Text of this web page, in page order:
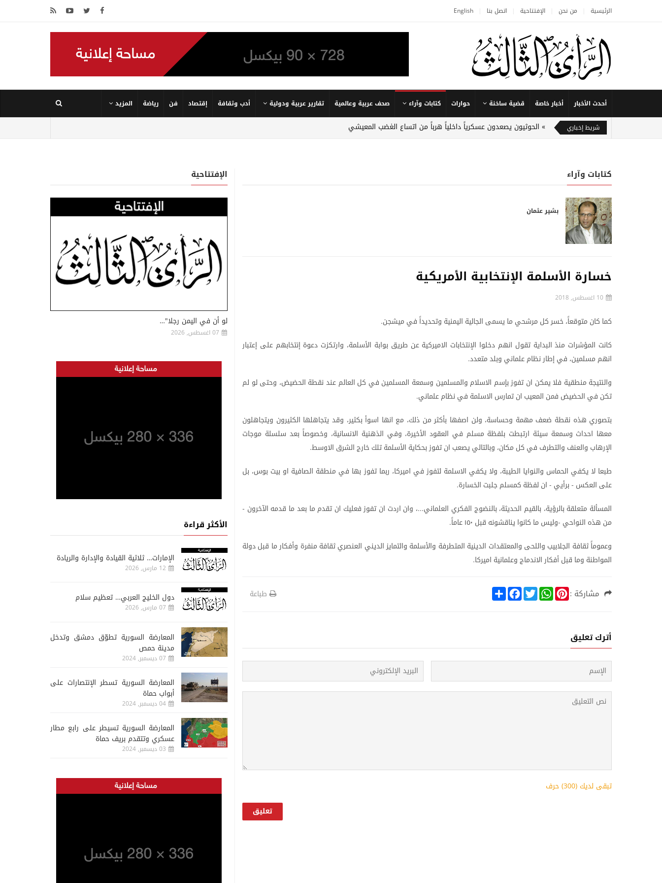
الرئيسية من نحن الإفتتاحية اتصل بنا English
أحدث الأخبار أخبار خاصة قضية ساخنة حوارات كتابات وآراء صحف عربية وعالمية تقارير عربية ودولية أدب وثقافة إقتصاد فن رياضة المزيد
شريط إخباري الحوثيون يصعدون عسكرياً داخلياً هرباً من اتساع الغضب المعيشي
كتابات وآراء
بشير عثمان
خسارة الأسلمة الإنتخابية الأمريكية
10 اغسطس, 2018
كما كان متوقعاً،خسركل مرشحي ما يسمى الجالية اليمنية وتحديداًفي ميشجن.
كانت المؤشرات منذ البداية تقول انهم دخلوا الإنتخابات الاميركية عن طريق بوابة الأسلمة، وارتكزت دعوة إنتخابهم على إعتبار
انهم مسلمين، في إطارنظامعلماني وبلدمتعدد.
والنتيجة منطقية فلايمكن ان تفوزبإسم الاسلام والمسلمين وسمعة المسلمين في كل العالم عند نقطة الحضيض، وحتى لو لم
تكن في الحضيض فمن المعيب انتمارس الاسلمة في نظامعلماني.
بتصوري هذه نقطة ضعف مهمة وحساسة، ولن اصفها بأكثر من ذلك، مع انها اسوأ بكثير، وقد يتجاهلها الكثيرون ويتجاهلون
معها احداث وسمعة سيئة ارتبطت بلفظة مسلم في العقود الأخيرة، وفي الذهنية الانسانية، وخصوصاً بعد سلسلة موجات
الإرهاب والعنف والتطرف في كل مكان، وبالتالي يصعب انتفوزبحكاية الأسلمةتلكخارجالشرق الاوسط.
طبعا لا يكفي الحماس والنوايا الطيبة، ولا يكفي الاسلمة لتفوز في اميركا، ربما تفوز بها في منطقة الصافية او بيت بوس، بل
على العكس - برأيي - ان لفظة كمسلمجلبت الخسارة.
المسألة متعلقة بالرؤية، بالقيم الحديثة، بالنضوج الفكري العلماني...، وان اردت ان تفوزفعليك ان تقدم ما بعد ما قدمه الآخرون -
من هذه النواحي -وليس ما كانوا يناقشونه قبل ١٥٠عاماً.
وعموماًثقافة الجلابيب واللحى والمعتقدات الدينية المتطرفة والأسلمة والتمايزالديني العنصريثقافة منفرة وأفكارما قبلدولة
المواطنة وما قبلأفكارالاندماجوعلمانية اميركا.
مشاركة : S
h
F
a
k
T
w
W
h
p
P
i
s
طباعة
أترك تعليق
تبقى لديك (300) حرف
الإفتتاحية
لو أن في اليمن رجلا"…
07 اغسطس, 2026
الأكثر قراءة
الإمارات… ثلاثية القيادة والإدارة والريادة
12 مارس, 2026
دول الخليج العربي… تعظيم سلام
07 مارس, 2026
المعارضة السورية تطوّق دمشق وتدخل
مدينة حمص
07 ديسمبر, 2024
المعارضة السورية تسطر الإنتصارات على
أبواب حماة
04 ديسمبر, 2024
المعارضة السورية تسيطر على رابع مطار
عسكري وتتقدم بريف حماة
03 ديسمبر, 2024